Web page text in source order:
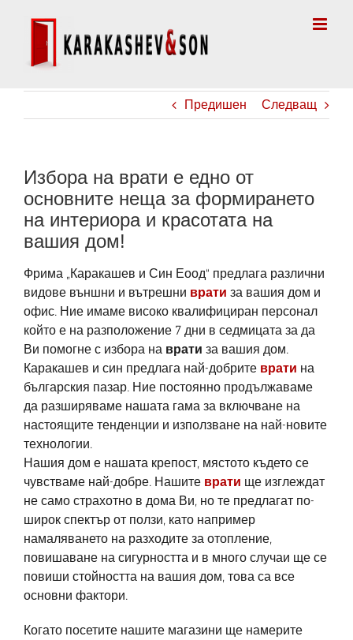
Предишен Следващ
Избора на врати е едно от
основните неща за формирането
на интериора и красотата на
вашия дом!
Фрима „Каракашев и Син Еоод“ предлага различни
видове външни и вътрешни врати за вашия дом и
офис. Ние имаме високо квалифициран персонал
който е на разположение 7 дни в седмицата за да
Ви помогне с избора на врати за вашия дом.
Каракашев и син предлага най-добрите врати на
българския пазар. Ние постоянно продължаваме
да разширяваме нашата гама за включване на
настоящите тенденции и използване на най-новите
технологии.
Нашия дом е нашата крепост, мястото където се
чувстваме най-добре. Нашите врати ще изглеждат
не само страхотно в дома Ви, но те предлагат по-
широк спектър от ползи, като например
намаляването на разходите за отопление,
повишаване на сигурността и в много случаи ще се
повиши стойността на вашия дом, това са все
основни фактори.
Когато посетите нашите магазини ще намерите